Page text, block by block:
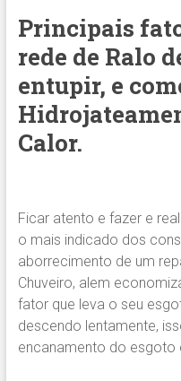
Principais
rede de Ralo
entupir, e
Calor.
Ficar atento e fazer e
o mais indicado dos
aborrecimento de um
Chuveiro, alem
fator que leva o seu
descendo lentamente,
encanamento do esgoto